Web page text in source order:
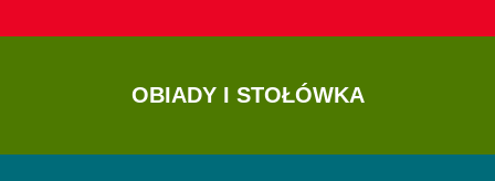
OBIADY I STOŁÓWKA